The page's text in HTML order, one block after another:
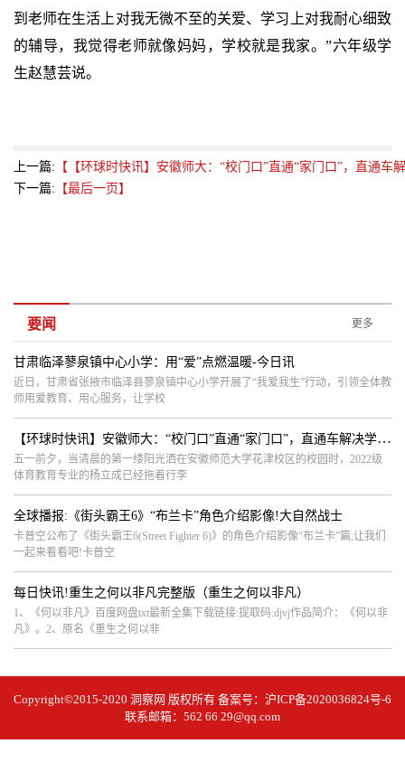
到老师在生活上对我无微不至的关爱、学习上对我耐心细致
的辅导，我觉得老师就像妈妈，学校就是我家。”六年级学
生赵慧芸说。
上一篇: 【【环球时快讯】安徽师大：“校门口”直通“家门口”，直通车
下一篇: 【最后一页】
要闻 更多
甘肃临泽蓼泉镇中心小学：用“爱”点燃温暖-今日讯
近日，甘肃省张掖市临泽县蓼泉镇中心小学开展了“我爱我生”行动，引领全体教
师用爱教育、用心服务，让学校
【环球时快讯】安徽师大：“校门口”直通“家门口”，直通车解决学生返乡难题
五一前夕，当清晨的第一缕阳光洒在安徽师范大学花津校区的校园时，2022级
体育教育专业的杨立成已经拖着行李
全球播报:《街头霸王6》“布兰卡”角色介绍影像!大自然战士
卡普空公布了《街头霸王6(Street Fighter 6)》的角色介绍影像“布兰卡”篇,让我们
一起来看看吧!卡普空
每日快讯!重生之何以非凡完整版（重生之何以非凡）
1、《何以非凡》百度网盘txt最新全集下载链接:提取码:djvj作品简介：《何以非
凡》。2、原名《重生之何以非
Copyright©2015-2020 洞察网 版权所有 备案号： 沪ICP备2020036824号-6
联系邮箱：562 66 29@qq.com